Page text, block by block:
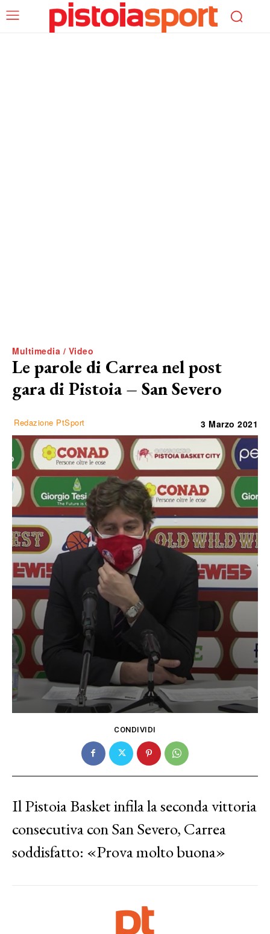
Multimedia / Video
Le parole di Carrea nel post
gara di Pistoia – San Severo
Redazione PtSport 3 Marzo 2021
CONDIVIDI
Il Pistoia Basket infila la seconda vittoria
consecutiva con San Severo, Carrea
soddisfatto: «Prova molto buona»